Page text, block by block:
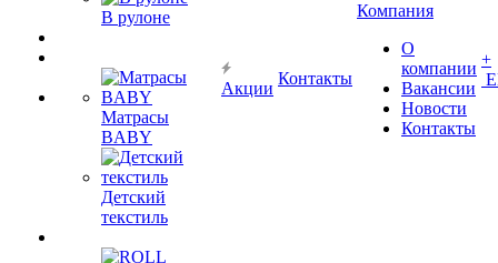
В рулоне
Матрасы
BABY
Детский
текстиль
Акции
Контакты
Компания
О
компании
Вакансии
Новости
Контакты
+